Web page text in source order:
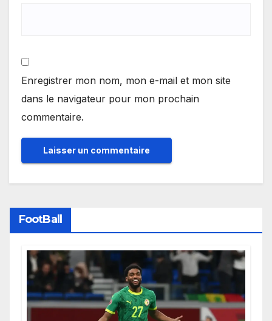
Enregistrer mon nom, mon e-mail et mon site
dans le navigateur pour mon prochain
commentaire.
FootBall